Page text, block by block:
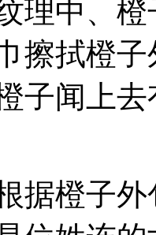
理中、
擦拭橙
子闻上
据橙子